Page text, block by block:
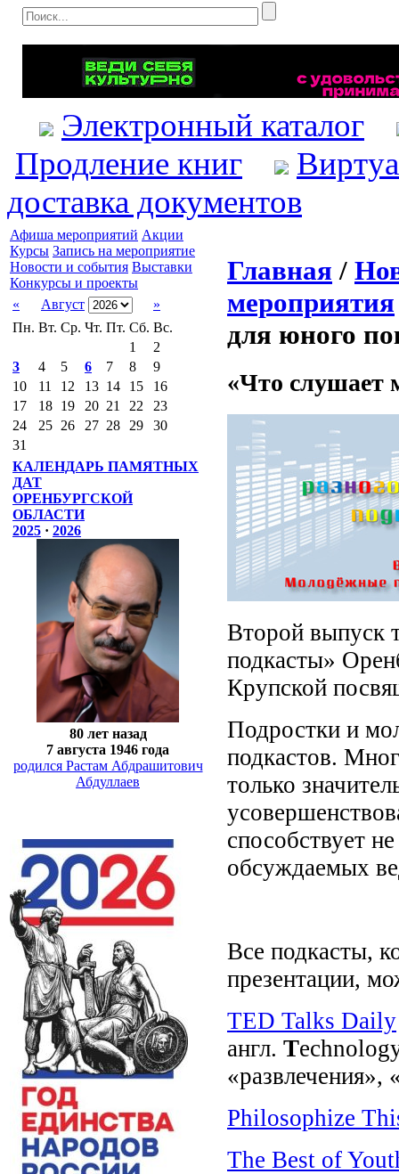
Электронный каталог
Продление книг
доставка документов
Афиша мероприятий Акции
Курсы Запись на мероприятие
Новости и события Выставки
Конкурсы и проекты
«
Август
»
Пн. Вт. Ср. Чт. Пт. Сб. Вс.
1
2
3
4 5 6 7 8
9
10
11 12 13 14 15
16
17
18 19 20 21 22
23
24
25 26 27 28 29
30
31
КАЛЕНДАРЬ ПАМЯТНЫХ
ДАТ
ОРЕНБУРГСКОЙ
ОБЛАСТИ
2025 · 2026
80 лет назад
7 августа 1946 года
родился Растам Абдрашитович
Абдуллаев
Главная /
мероприятия
для юного
«Что слушает
Второй выпуск
подкасты»
Крупской
Подростки и
подкастов.
только
способствует
обсуждаемых
Все подкасты,
презентации,
TED Talks Daily
англ. T
«развлечения»,
Philosophize
The Best of